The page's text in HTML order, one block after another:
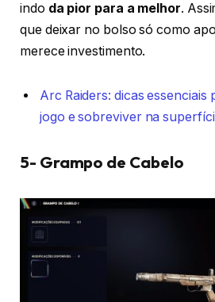
indo da pior para a melhor.
que deixar no bolso só como
merece investimento.
Arc Raiders: dicas essenciais
jogo e sobreviver na
5- Grampo de Cabelo